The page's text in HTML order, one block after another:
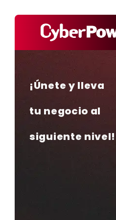
¡Únete y lleva
tu negocio al
siguiente nivel!